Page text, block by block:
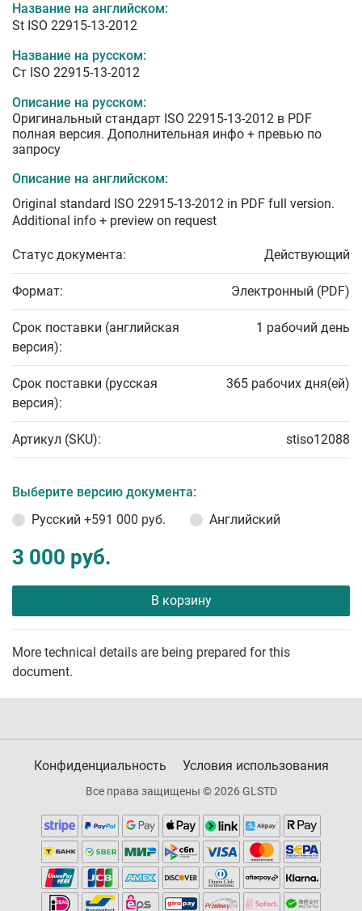
Название на английском:
St ISO 22915-13-2012
Название на русском:
Ст ISO 22915-13-2012
Описание на русском:
Оригинальный стандарт ISO 22915-13-2012 в PDF
полная версия. Дополнительная инфо + превью по
запросу
Описание на английском:
Original standard ISO 22915-13-2012 in PDF full version.
Additional info + preview on request
Статус документа: Действующий
Формат: Электронный (PDF)
Срок поставки (английская
версия):
1 рабочий день
Срок поставки (русская
версия):
365 рабочих дня(ей)
Артикул (SKU): stiso12088
Выберите версию документа:
Русский +591 000 руб. Английский
3 000 руб.
В корзину
More technical details are being prepared for this
document.
Конфиденциальность Условия использования
Все права защищены © 2026 GLSTD